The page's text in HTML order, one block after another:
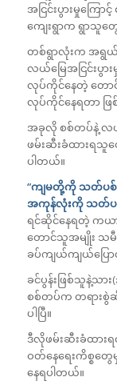
အငြင်းပွားမှုကြေ
ကျေးရွာက ရွာသူတွ
တစ်ရွာလုံးက အရွယ်ရ
လယ်မြေအငြင်းပွာ
လုပ်ကိုင်နေတဲ့ တော
လုပ်ကိုင်နေရတာ ဖြ
အခုလို စစ်တပ်နဲ့ လယ်
ဖမ်းဆီးခံထားရသူတွ
ပါတယ်။
“ကျမတို့ကို သတ်ပ
အကုန်လုံးကို သတ်
ရင်ဆိုင်နေရတဲ့ ကယာ
တောင်သူအမျိုး သမီ
ခပ်ကျယ်ကျယ်ပြေ
ခင်ပွန်းဖြစ်သူနဲ့သာ
စစ်တပ်က တရားစွဲဆို
ပါပြီ။
ဒီလိုဖမ်းဆီးခံထား
ဝတ်နေရေးကိစ္စတွေ
နေရပါတယ်။